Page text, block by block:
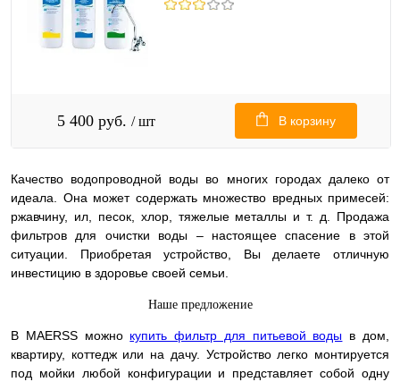
5 400 руб. / шт В корзину
Качество водопроводной воды во многих городах далеко от
идеала. Она может содержать множество вредных примесей:
ржавчину, ил, песок, хлор, тяжелые металлы и т. д. Продажа
фильтров для очистки воды – настоящее спасение в этой
ситуации. Приобретая устройство, Вы делаете отличную
инвестицию в здоровье своей семьи.
Наше предложение
В MAERSS можно купить фильтр для питьевой воды в дом,
квартиру, коттедж или на дачу. Устройство легко монтируется
под мойки любой конфигурации и представляет собой одну